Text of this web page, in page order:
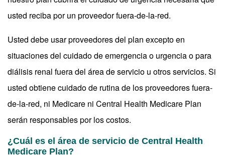
usted reciba por un proveedor fuera-de-la-red.
Usted debe usar proveedores del plan excepto en
situaciones del cuidado de emergencia o urgencia o para
diálisis renal fuera del área de servicio u otros servicios. Si
usted obtiene cuidado de rutina de los proveedores fuera-
de-la-red, ni Medicare ni Central Health Medicare Plan
serán responsables por los costos.
¿Cuál es el área de servicio de Central Health
Medicare Plan?